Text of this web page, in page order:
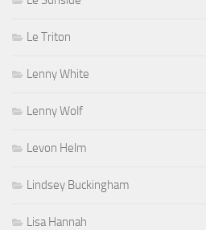
Le Triton
Lenny White
Lenny Wolf
Levon Helm
Lindsey Buckingham
Lisa Hannah